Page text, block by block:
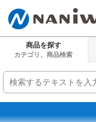
商品を探す
カテゴリ、商品検索